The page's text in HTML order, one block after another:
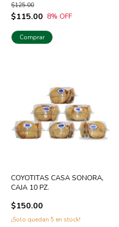
$115.00
$125.00
8% OFF
COYOTITAS CASA SONORA,
CAJA 10 PZ.
$150.00
¡Solo quedan 5 en stock!